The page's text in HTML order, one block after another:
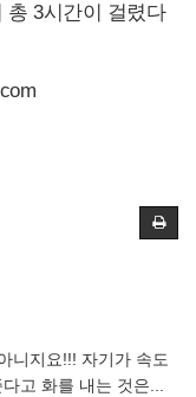
총 3시간이 걸렸다
니지요!!! 자기가 속도
고 화를 내는 것은...